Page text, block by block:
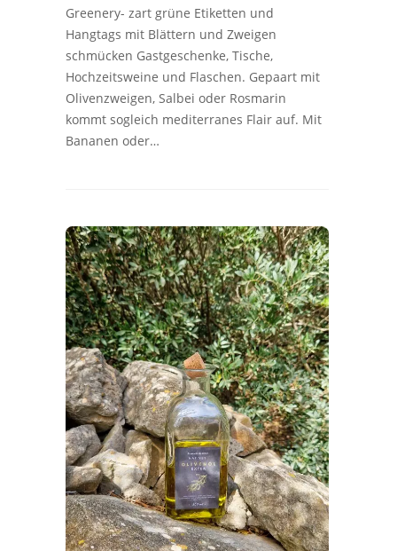
Greenery- zart grüne Etiketten und
Hangtags mit Blättern und Zweigen
schmücken Gastgeschenke, Tische,
Hochzeitsweine und Flaschen. Gepaart mit
Olivenzweigen, Salbei oder Rosmarin
kommt sogleich mediterranes Flair auf. Mit
Bananen oder…